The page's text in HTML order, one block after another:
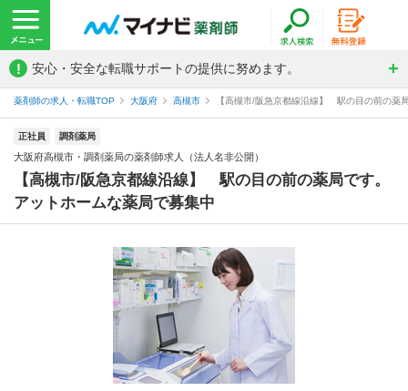
! 安心・安全な転職サポートの提供に努めます。
薬剤師の求人・転職TOP 大阪府 高槻市 【高槻市/阪急京都線沿線】 駅の目の前の薬
正社員 調剤薬局
大阪府高槻市・調剤薬局の薬剤師求人（法人名非公開）
【高槻市/阪急京都線沿線】 駅の目の前の薬局です。
アットホームな薬局で募集中